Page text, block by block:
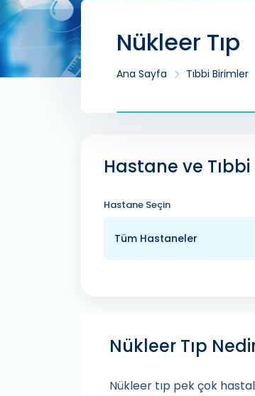
Nükleer Tıp
Ana Sayfa Tıbbi Birimler
Hastane ve Tıbbi
Hastane Seçin
Tüm Hastaneler
Nükleer Tıp
Nükleer tıp pek çok